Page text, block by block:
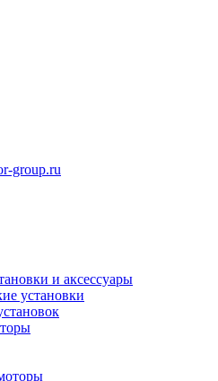
group.ru
и аксессуары
установки